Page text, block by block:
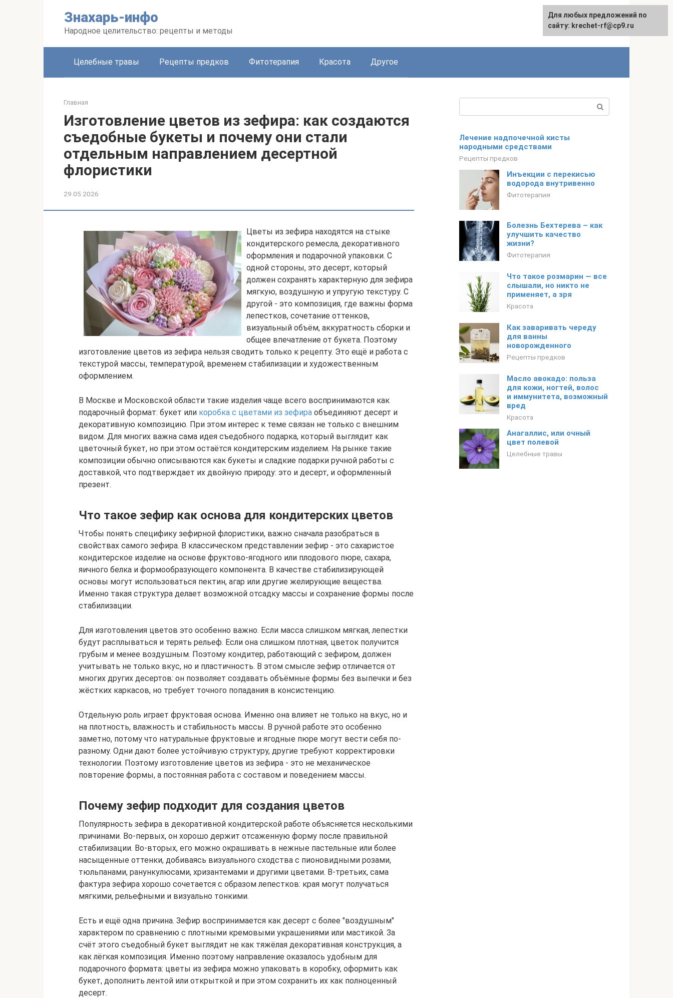
Знахарь-инфо
Народное целительство: рецепты и методы
English
Целебные травы Рецепты предков Фитотерапия Красота Другое
Главная
Изготовление цветов из зефира: как создаются
съедобные букеты и почему они стали
отдельным направлением десертной
флористики
29.05.2026
Цветы из зефира находятся на стыке
кондитерского ремесла, декоративного
оформления и подарочной упаковки. С
одной стороны, это десерт, который
должен сохранять характерную для зефира
мягкую, воздушную и упругую текстуру. С
другой - это композиция, где важны форма
лепестков, сочетание оттенков,
визуальный объём, аккуратность сборки и
общее впечатление от букета. Поэтому
изготовление цветов из зефира нельзя сводить только к рецепту. Это ещё и работа с
текстурой массы, температурой, временем стабилизации и художественным
оформлением.
В Москве и Московской области такие изделия чаще всего воспринимаются как
подарочный формат: букет или коробка с цветами из зефира объединяют десерт и
декоративную композицию. При этом интерес к теме связан не только с внешним
видом. Для многих важна сама идея съедобного подарка, который выглядит как
цветочный букет, но при этом остаётся кондитерским изделием. На рынке такие
композиции обычно описываются как букеты и сладкие подарки ручной работы с
доставкой, что подтверждает их двойную природу: это и десерт, и оформленный
презент.
Что такое зефир как основа для кондитерских цветов
Чтобы понять специфику зефирной флористики, важно сначала разобраться в
свойствах самого зефира. В классическом представлении зефир - это сахаристое
кондитерское изделие на основе фруктово-ягодного или плодового пюре, сахара,
яичного белка и формообразующего компонента. В качестве стабилизирующей
основы могут использоваться пектин, агар или другие желирующие вещества.
Именно такая структура делает возможной отсадку массы и сохранение формы после
стабилизации.
Для изготовления цветов это особенно важно. Если масса слишком мягкая, лепестки
будут расплываться и терять рельеф. Если она слишком плотная, цветок получится
грубым и менее воздушным. Поэтому кондитер, работающий с зефиром, должен
учитывать не только вкус, но и пластичность. В этом смысле зефир отличается от
многих других десертов: он позволяет создавать объёмные формы без выпечки и без
жёстких каркасов, но требует точного попадания в консистенцию.
Отдельную роль играет фруктовая основа. Именно она влияет не только на вкус, но и
на плотность, влажность и стабильность массы. В ручной работе это особенно
заметно, потому что натуральные фруктовые и ягодные пюре могут вести себя по-
разному. Одни дают более устойчивую структуру, другие требуют корректировки
технологии. Поэтому изготовление цветов из зефира - это не механическое
повторение формы, а постоянная работа с составом и поведением массы.
Почему зефир подходит для создания цветов
Популярность зефира в декоративной кондитерской работе объясняется несколькими
причинами. Во-первых, он хорошо держит отсаженную форму после правильной
стабилизации. Во-вторых, его можно окрашивать в нежные пастельные или более
насыщенные оттенки, добиваясь визуального сходства с пионовидными розами,
тюльпанами, ранункулюсами, хризантемами и другими цветами. В-третьих, сама
фактура зефира хорошо сочетается с образом лепестков: края могут получаться
мягкими, рельефными и визуально тонкими.
Есть и ещё одна причина. Зефир воспринимается как десерт с более "воздушным"
характером по сравнению с плотными кремовыми украшениями или мастикой. За
счёт этого съедобный букет выглядит не как тяжёлая декоративная конструкция, а
как лёгкая композиция. Именно поэтому направление оказалось удобным для
подарочного формата: цветы из зефира можно упаковать в коробку, оформить как
букет, дополнить лентой или открыткой и при этом сохранить их как полноценный
десерт.
Лечение надпочечной кисты
народными средствами
Рецепты предков
Инъекции с перекисью
водорода внутривенно
Фитотерапия
Болезнь Бехтерева – как
улучшить качество
жизни?
Фитотерапия
Что такое розмарин — все
слышали, но никто не
применяет, а зря
Красота
Как заваривать череду
для ванны
новорожденного
Рецепты предков
Масло авокадо: польза
для кожи, ногтей, волос
и иммунитета, возможный
вред
Красота
Анагаллис, или очный
цвет полевой
Целебные травы
Для любых предложений по
сайту: krechet-rf@cp9.ru